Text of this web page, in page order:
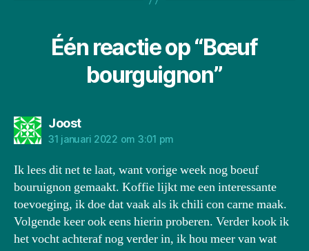
Één reactie op “Bœuf
bourguignon”
Joostzegt:
31 januari 2022 om 3:01 pm
Ik lees dit net te laat, want vorige week nog boeuf
bouruignon gemaakt. Koffie lijkt me een interessante
toevoeging, ik doe dat vaak als ik chili con carne maak.
Volgende keer ook eens hierin proberen. Verder kook ik
het vocht achteraf nog verder in, ik hou meer van wat